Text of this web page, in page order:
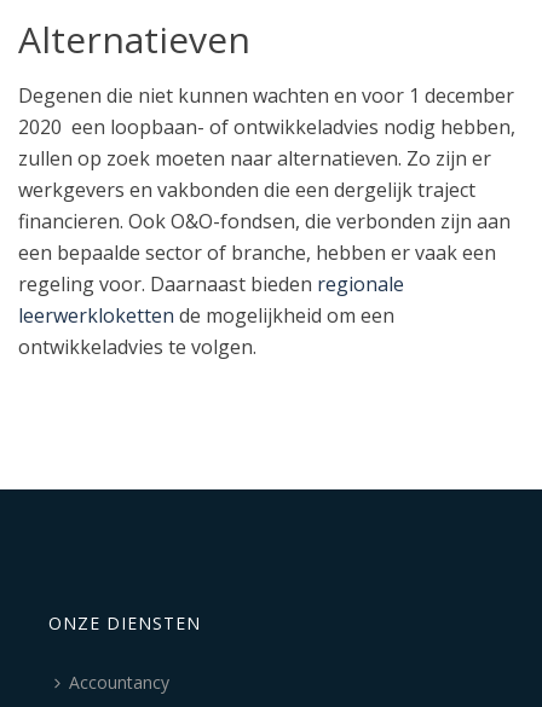
Alternatieven
Degenen die niet kunnen wachten en voor 1 december
2020 een loopbaan- of ontwikkeladvies nodig hebben,
zullen op zoek moeten naar alternatieven. Zo zijn er
werkgevers en vakbonden die een dergelijk traject
financieren. Ook O&O-fondsen, die verbonden zijn aan
een bepaalde sector of branche, hebben er vaak een
regeling voor. Daarnaast bieden regionale
leerwerkloketten de mogelijkheid om een
ontwikkeladvies te volgen.
ONZE DIENSTEN
Accountancy